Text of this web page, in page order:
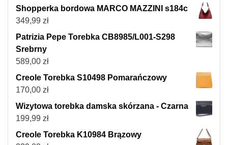
Shopperka bordowa MARCO MAZZINI s184c
349,99 zł
Patrizia Pepe Torebka CB8985/L001-S298
Srebrny
589,00 zł
Creole Torebka S10498 Pomarańczowy
170,00 zł
Wizytowa torebka damska skórzana - Czarna
199,99 zł
Creole Torebka K10984 Brązowy